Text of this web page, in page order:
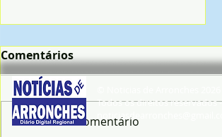
Comentários
Escreva um comentário
Todos os direitos reservados